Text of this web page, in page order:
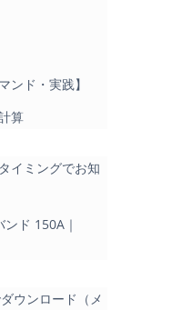
ンド・実践】
算
イミングでお知
ド 150A｜
ウンロード（メ